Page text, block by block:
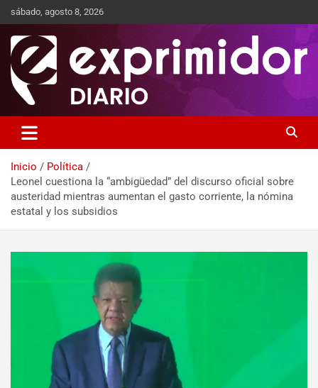
sábado, agosto 8, 2026
Exprimidor media
Inicio
Política
Leonel cuestiona la “ambigüedad” del discurso oficial sobre
austeridad mientras aumentan el gasto corriente, la nómina
estatal y los subsidios